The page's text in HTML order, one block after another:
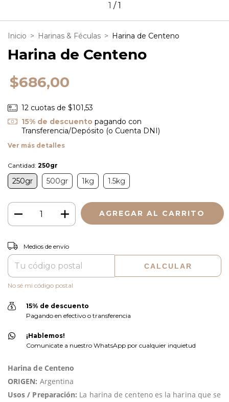
1 /1
Inicio > Harinas & Féculas > Harina de Centeno
Harina de Centeno
$686,00
12 cuotas de $101,53
15% de descuento pagando con
Transferencia/Depósito (o Cuenta DNI)
Ver más detalles
Cantidad: 250gr
250gr 500gr 1kg 1.5kg
Entregas para el CP:
Medios de envío
CALCULAR
No sé mi código postal
15% de descuento
Pagando en efectivo o transferencia
¡Hablemos!
Comunicate a nuestro WhatsApp por cualquier inquietud
Harina de Centeno
ORIGEN: Argentina
Usos / Preparación: La harina de centeno es la harina que se